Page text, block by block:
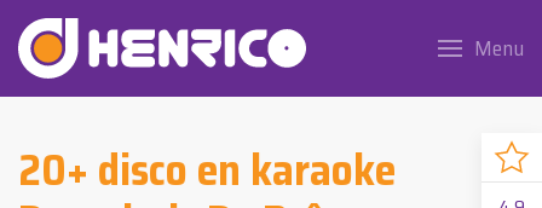
Menu
20+ disco en karaoke